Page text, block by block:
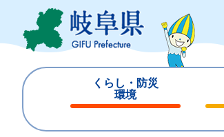
ジ
ュ
くらし・防災
環境
じ
じ